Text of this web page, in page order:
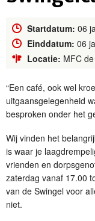
Startdatum: 06
Einddatum: 06
Locatie: MFC
“Een café, ook wel
uitgaansgelegenheid
besproken onder het
Wij vinden het
is waar je
vrienden en
zaterdag vanaf 17.00
van de Swingel voor
niet.